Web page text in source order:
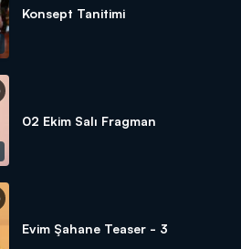
Konsept Tanitimi
02 Ekim Salı Fragman
Evim Şahane Teaser - 3